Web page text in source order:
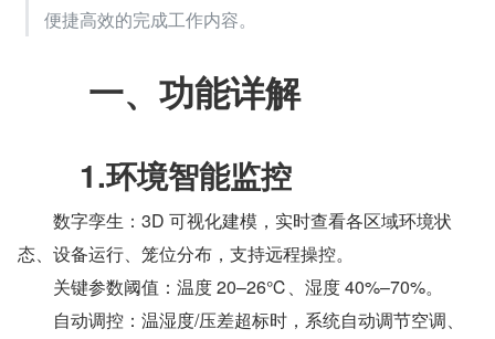
便捷高效的完成工作内容。
一、功能详解
1.环境智能监控
数字孪生：3D 可视化建模，实时查看各区域环境状
态、设备运行、笼位分布，支持远程操控。
关键参数阈值：温度 20–26℃、湿度 40%–70%。
自动调控：温湿度/压差超标时，系统自动调节空调、